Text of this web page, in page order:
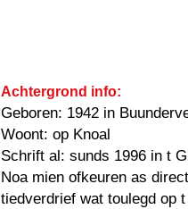
Achtergrond info:
Geboren: 1942 in
Woont: op Knoal
Schrift al: sunds 1996 in t
Noa mien ofkeuren as
tiedverdrief wat toulegd op